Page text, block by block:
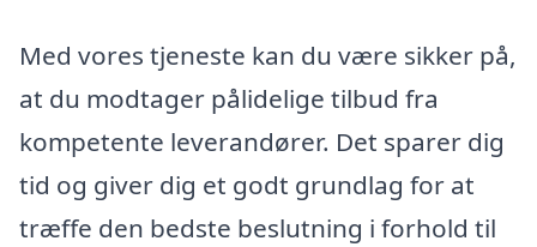
Med vores tjeneste kan du være sikker på,
at du modtager pålidelige tilbud fra
kompetente leverandører. Det sparer dig
tid og giver dig et godt grundlag for at
træffe den bedste beslutning i forhold til